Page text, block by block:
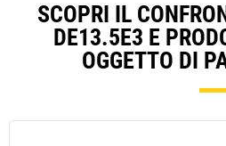
SCOPRI IL
DE13.5E3 E
OGGETTO DI